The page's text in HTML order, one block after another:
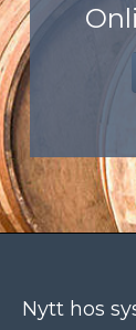
Nytt hos